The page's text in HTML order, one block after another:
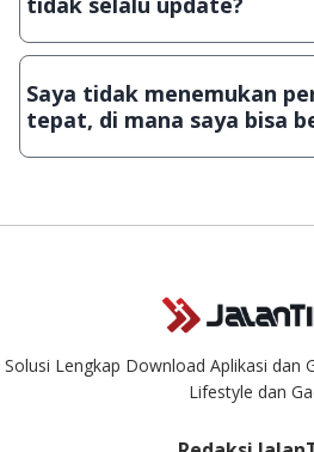
Demi menjaga kualitas aplikasi dan
download secara manual, sehingga
aplikasi & games tidak dapat
singkat.
Saya tidak menemukan
tepat, di mana saya bisa
Kami dengan senang hati
Solusi Lengkap Download Aplikasi dan
Lifestyle dan